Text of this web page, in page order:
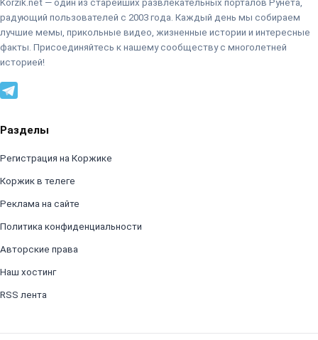
Korzik.net — один из старейших развлекательных порталов Рунета,
радующий пользователей с 2003 года. Каждый день мы собираем
лучшие мемы, прикольные видео, жизненные истории и интересные
факты. Присоединяйтесь к нашему сообществу с многолетней
историей!
Разделы
Регистрация на Коржике
Коржик в телеге
Реклама на сайте
Политика конфиденциальности
Авторские права
Наш хостинг
RSS лента